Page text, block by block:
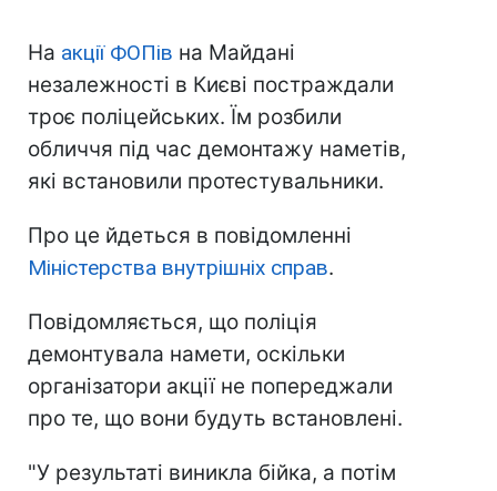
На акції ФОПів на Майдані
незалежності в Києві постраждали
троє поліцейських. Їм розбили
обличчя під час демонтажу наметів,
які встановили протестувальники.
Про це йдеться в повідомленні
Міністерства внутрішніх справ.
Повідомляється, що поліція
демонтувала намети, оскільки
організатори акції не попереджали
про те, що вони будуть встановлені.
"У результаті виникла бійка, а потім